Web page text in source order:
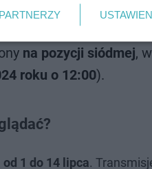
się w pierwszej rundzie
na pozycji siódmej,
roku o 12:00).
od 1 do 14 lipca.
PARTNERZY